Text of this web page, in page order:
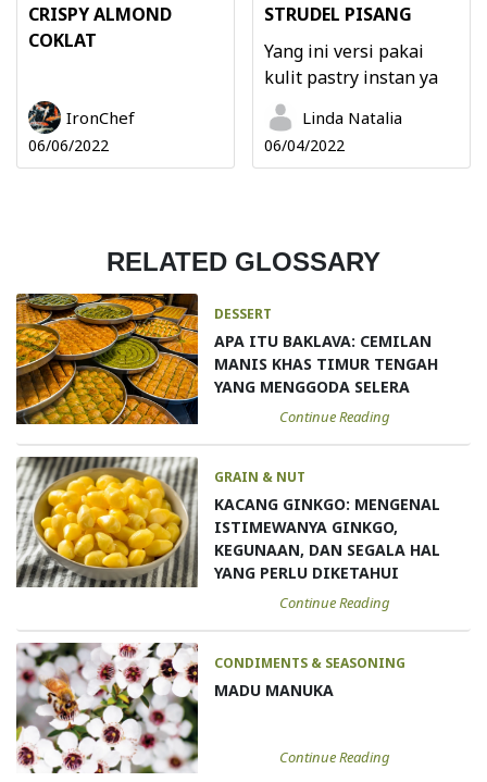
CRISPY ALMOND
COKLAT
IronChef
06/06/2022
STRUDEL PISANG
Yang ini versi pakai
kulit pastry instan ya
Linda Natalia
06/04/2022
RELATED GLOSSARY
DESSERT
APA ITU BAKLAVA: CEMILAN
MANIS KHAS TIMUR TENGAH
YANG MENGGODA SELERA
Continue Reading
GRAIN & NUT
KACANG GINKGO: MENGENAL
ISTIMEWANYA GINKGO,
KEGUNAAN, DAN SEGALA HAL
YANG PERLU DIKETAHUI
Continue Reading
CONDIMENTS & SEASONING
MADU MANUKA
Continue Reading